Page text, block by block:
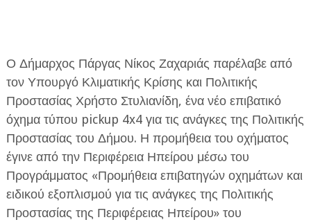
ΕΦΗΜΕΡΙΔΑ Η ΠΑΡΓΑ
ΠΛΗΡΟΦΟΡΙΕΣ
Ο Δήμαρχος Πάργας Νίκος Ζαχαριάς παρέλαβε από
τον Υπουργό Κλιματικής Κρίσης και Πολιτικής
Προστασίας Χρήστο Στυλιανίδη, ένα νέο επιβατικό
όχημα τύπου pickup 4x4 για τις ανάγκες της Πολιτικής
Προστασίας του Δήμου. Η προμήθεια του οχήματος
έγινε από την Περιφέρεια Ηπείρου μέσω του
Προγράμματος «Προμήθεια επιβατηγών οχημάτων και
ειδικού εξοπλισμού για τις ανάγκες της Πολιτικής
Προστασίας της Περιφέρειας Ηπείρου» του